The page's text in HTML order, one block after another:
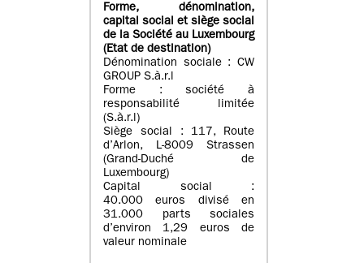
Forme, dénomination,
capital social et siège social
de la Société au Luxembourg
(Etat de destination)
Dénomination sociale : CW
GROUP S.à.r.l
Forme : société à
responsabilité limitée
(S.à.r.l)
Siège social : 117, Route
d’Arlon, L-8009 Strassen
(Grand-Duché de
Luxembourg)
Capital social :
40.000 euros divisé en
31.000 parts sociales
d’environ 1,29 euros de
valeur nominale